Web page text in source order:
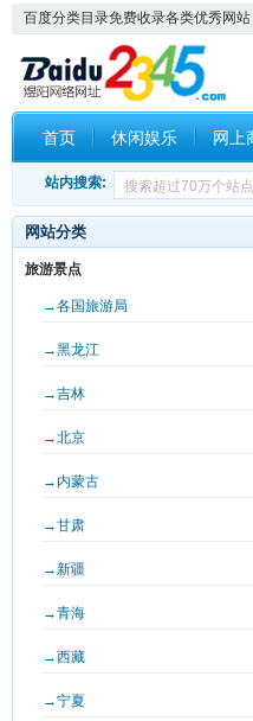
百度分类目录免费收录各类优秀网
首页 休闲娱乐 网上
站内搜索:
网站分类
旅游景点
→各国旅游局
→黑龙江
→吉林
→北京
→内蒙古
→甘肃
→新疆
→青海
→西藏
→宁夏